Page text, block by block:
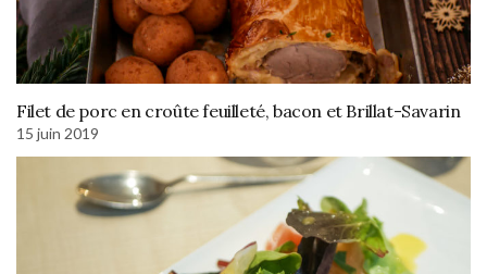
Filet de porc en croûte feuilleté, bacon et Brillat-Savarin
15 juin 2019